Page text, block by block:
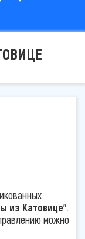
из Катовице".
можно